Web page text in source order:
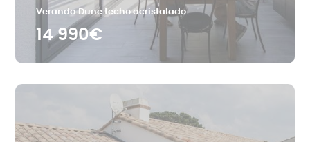
Veranda Dune techo acristalado
14 990€